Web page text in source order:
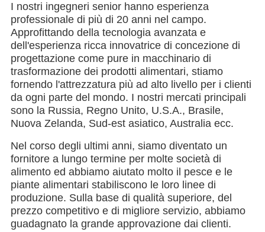
I nostri ingegneri senior hanno esperienza
professionale di più di 20 anni nel campo.
Approfittando della tecnologia avanzata e
dell'esperienza ricca innovatrice di concezione di
progettazione come pure in macchinario di
trasformazione dei prodotti alimentari, stiamo
fornendo l'attrezzatura più ad alto livello per i clienti
da ogni parte del mondo. I nostri mercati principali
sono la Russia, Regno Unito, U.S.A., Brasile,
Nuova Zelanda, Sud-est asiatico, Australia ecc.
Nel corso degli ultimi anni, siamo diventato un
fornitore a lungo termine per molte società di
alimento ed abbiamo aiutato molto il pesce e le
piante alimentari stabiliscono le loro linee di
produzione. Sulla base di qualità superiore, del
prezzo competitivo e di migliore servizio, abbiamo
guadagnato la grande approvazione dai clienti.